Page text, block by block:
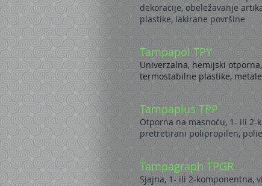
dekoracije, obeležavanje
plastike, lakirane površine
Tampapol TPY
Univerzalna, hemijski
termostabilne plastike,
Tampaplus TPP
Otporna na masnoću, 1- ili 2-
pretretirani polipropilen,
Tampagraph TPGR
Sjajna, 1- ili 2-komponentna,